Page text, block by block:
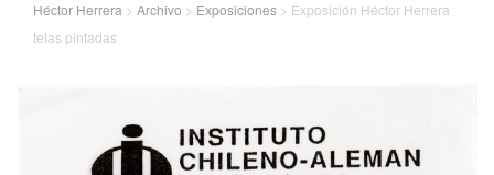
Héctor Herrera > Archivo > Exposiciones > Exposición Héctor Herrera
telas pintadas